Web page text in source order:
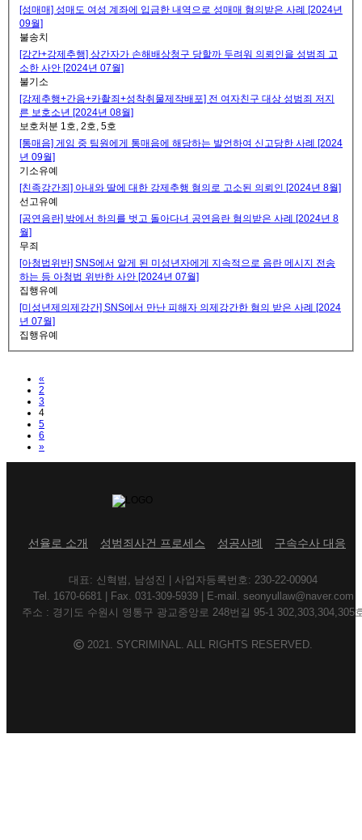
[성매매] 성매도 여성 계좌에 입금한 내역으로 성매매 혐의받은 사례 [2024년
09월]
불송치
[강간+강제추행] 상간자가 손해배상청구 당할까 두려워 의뢰인을 성범죄 고
소한 사안 [2024년 07월]
불기소
[강제추행+간음+카촬죄+성착취물제작배포] 전 여자친구 대상 성범죄 저지
른 보호소년 [2024년 08월]
보호처분 1호, 2호, 5호
[통매음] 게임 중 팀원에게 통매음에 해당하는 발언하여 신고당한 사례 [2024
년 09월]
기소유예
[친족강간죄] 아내와 딸에 대한 강제추행 혐의로 고소된 의뢰인 [2024년 8월]
선고유예
[공연음란] 밖에서 하의를 벗고 돌아다녀 공연음란 혐의받은 사례 [2024년 8
월]
무죄
[아청법위반] SNS에서 알게 된 미성년자에게 지속적으로 음란 메시지 전송
하는 등 아청법 위반한 사안 [2024년 07월]
집행유예
[미성년제의제강간] SNS에서 만난 피해자 의제강간한 혐의 받은 사례 [2024
년 07월]
집행유예
«
2
3
4
5
6
»Next
선율로 소개 성범죄사건 프로세스 성공사례 구속수사 대응
대표: 신혁범, 남성진 | 사업자등록번호: 230-22-00904
Tel. 1670-6681 | Fax. 031-309-5939 | E-mail. seonyullaw@naver.com
주소 : 경기도 수원시 영통구 광교중앙로 248번길 95-1 302,303,304,305
2021. SYCRIMINAL. ALL RIGHTS RESERVED.